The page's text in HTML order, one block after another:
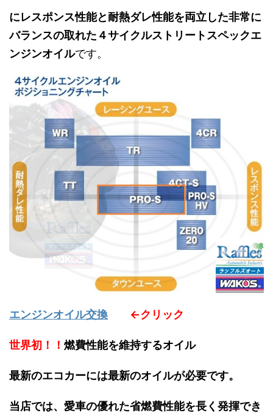
にレスポンス性能と耐熱ダレ性能を両立した非常に
バランスの取れた４サイクルストリートスペックエ
ンジンオイルです。
エンジンオイル交換 ←クリック
世界初！！ 燃費性能を維持するオイル
最新のエコカーには最新のオイルが必要です。
当店では、愛車の優れた省燃費性能を長く発揮でき